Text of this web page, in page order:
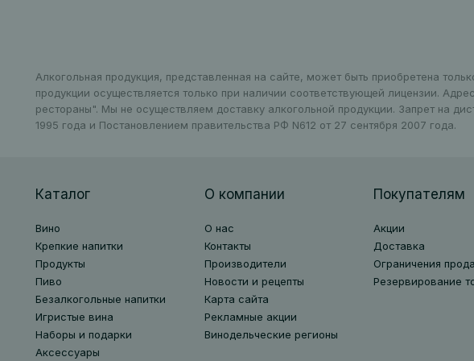
Алкогольная продукция, представленная на сайте, может быть приобретена
продукции осуществляется только при наличии соответствующей лицензии.
рестораны". Мы не осуществляем доставку алкогольной продукции. Запрет на
1995 года и Постановлением правительства РФ N612 от 27 сентября 2007 года.
Каталог
Вино
Крепкие напитки
Продукты
Пиво
Безалкогольные напитки
Игристые вина
Наборы и подарки
Аксессуары
О компании
О нас
Контакты
Производители
Новости и рецепты
Карта сайта
Рекламные акции
Винодельческие регионы
Покупателям
Акции
Доставка
Ограничения
Резервирование